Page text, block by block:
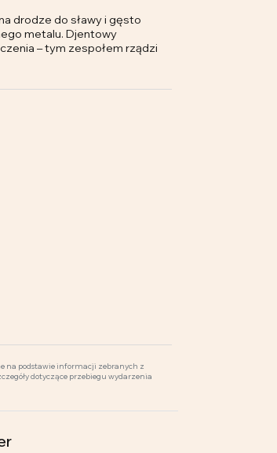
drodze do sławy i gęsto
metalu. Djentowy
– tym zespołem rządzi
na podstawie informacji zebranych z
dotyczące przebiegu wydarzenia